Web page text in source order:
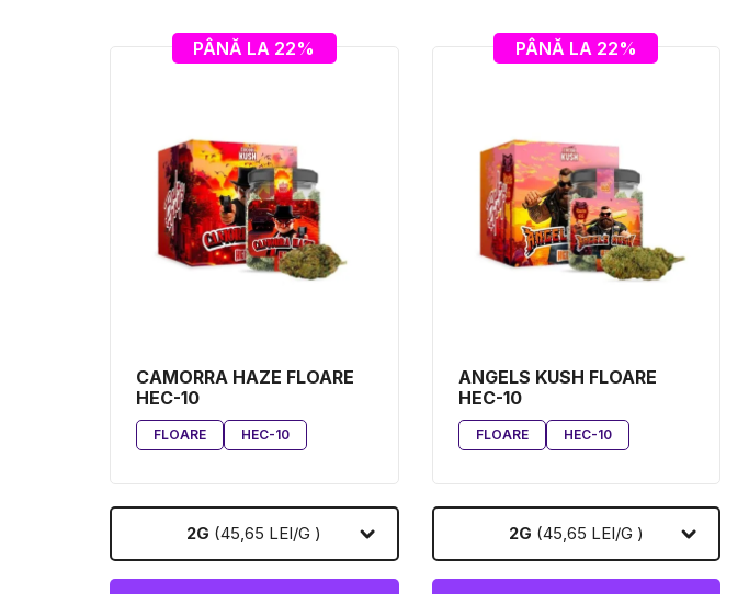
PÂNĂ LA 22%
CAMORRA HAZE FLOARE
HEC-10
FLOARE HEC-10
2G (45,65 LEI/G )
PÂNĂ LA 22%
ANGELS KUSH FLOARE
HEC-10
FLOARE HEC-10
2G (45,65 LEI/G )